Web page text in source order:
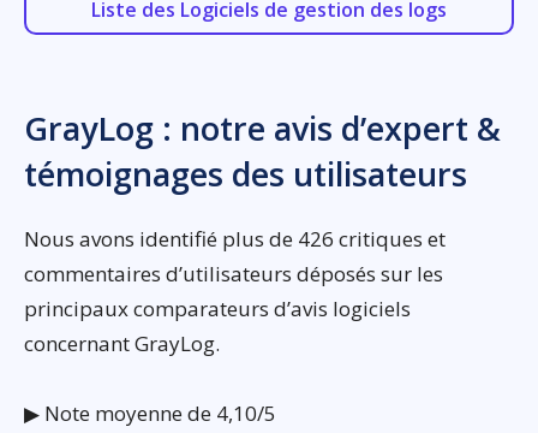
Liste des Logiciels de gestion des logs
GrayLog : notre avis d’expert &
témoignages des utilisateurs
Nous avons identifié plus de 426 critiques et
commentaires d’utilisateurs déposés sur les
principaux comparateurs d’avis logiciels
concernant GrayLog.
▶ Note moyenne de 4,10/5